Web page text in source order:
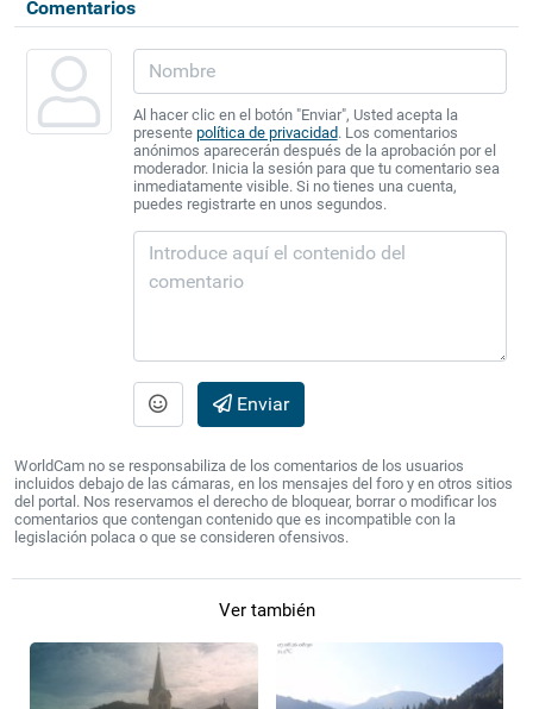
Comentarios
Al hacer clic en el botón "Enviar", Usted acepta la
presente política de privacidad. Los comentarios
anónimos aparecerán después de la aprobación por el
moderador. Inicia la sesión para que tu comentario sea
inmediatamente visible. Si no tienes una cuenta,
puedes registrarte en unos segundos.
Enviar
WorldCam no se responsabiliza de los comentarios de los usuarios
incluidos debajo de las cámaras, en los mensajes del foro y en otros sitios
del portal. Nos reservamos el derecho de bloquear, borrar o modificar los
comentarios que contengan contenido que es incompatible con la
legislación polaca o que se consideren ofensivos.
Ver también